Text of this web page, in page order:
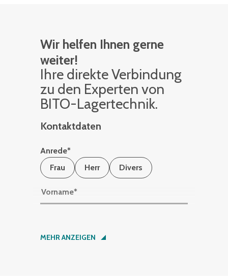
Wir helfen Ihnen gerne
weiter!
Ihre di­rek­te Ver­bin­dung
zu den Ex­per­ten von
BITO-La­ger­tech­nik.
Kontaktdaten
Anrede*
Frau
Herr Divers
Vorname*
Nachname*
MEHR ANZEIGEN